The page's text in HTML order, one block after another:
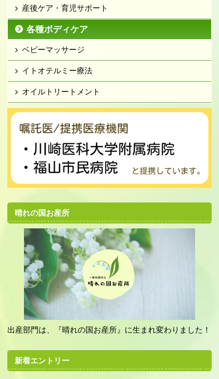
産後ケア・育児サポート
各種ボディケア
ベビーマッサージ
イトオテルミー療法
オイルトリートメント
晴れの国お産所
出産部門は、『晴れの国お産所』に生まれ変わりました！
新着エントリー